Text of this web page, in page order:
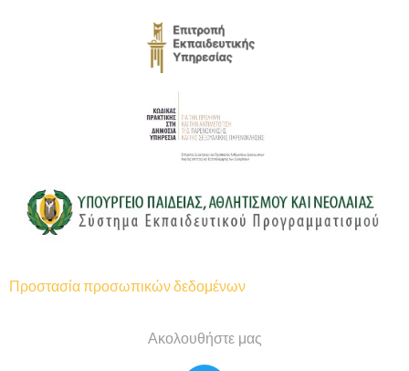
Προστασία προσωπικών δεδομένων
Ακολουθήστε μας